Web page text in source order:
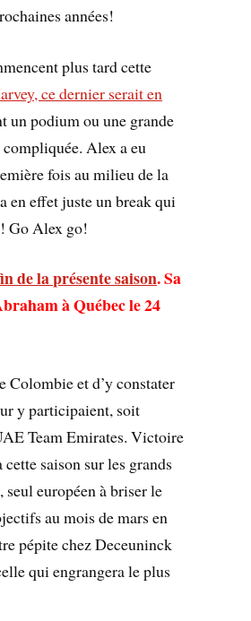
années!
plus tard cette
ce dernier serait en
un podium ou une grande
Alex a eu
fois au milieu de la
en effet juste un break qui
Go Alex go!
de la présente saison. Sa
à Québec le 24
Colombie et d’y constater
y participaient, soit
Team Emirates. Victoire
saison sur les grands
européen à briser le
au mois de mars en
pépite chez Deceuninck
qui engrangera le plus